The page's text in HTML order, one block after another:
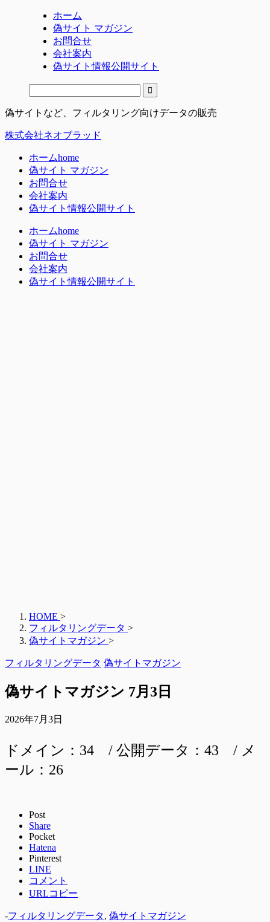
ホーム
偽サイト マガジン
お問合せ
会社案内
偽サイト情報公開サイト
偽サイトなど、フィルタリング向けデータの販売
株式会社ネオブラッド
ホームhome
偽サイト マガジン
お問合せ
会社案内
偽サイト情報公開サイト
ホームhome
偽サイト マガジン
お問合せ
会社案内
偽サイト情報公開サイト
HOME >
フィルタリングデータ >
偽サイトマガジン >
フィルタリングデータ 偽サイトマガジン
偽サイトマガジン 7月3日
2026年7月3日
ドメイン：34 / 公開データ：43 / メ
ール：26
Post
Share
Pocket
Hatena
Pinterest
LINE
コメント
URLコピー
-フィルタリングデータ, 偽サイトマガジン